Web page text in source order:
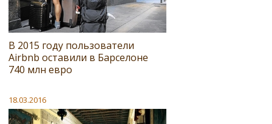
В 2015 году пользователи
Airbnb оставили в Барселоне
740 млн евро
18.03.2016